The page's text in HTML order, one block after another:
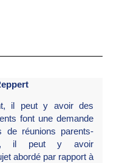
il peut y avoir des
font une demande
de réunions parents-
il peut y avoir
abordé par rapport à